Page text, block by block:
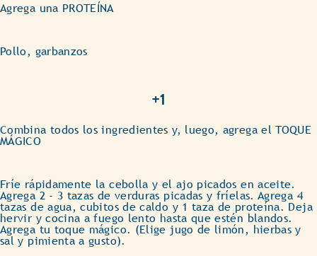
Agrega una PROTEÍNA
Pollo, garbanzos
+1
Combina todos los ingredientes y, luego, agrega el TOQUE
MÁGICO
Fríe rápidamente la cebolla y el ajo picados en aceite.
Agrega 2 - 3 tazas de verduras picadas y fríelas. Agrega 4
tazas de agua, cubitos de caldo y 1 taza de proteína. Deja
hervir y cocina a fuego lento hasta que estén blandos.
Agrega tu toque mágico. (Elige jugo de limón, hierbas y
sal y pimienta a gusto).